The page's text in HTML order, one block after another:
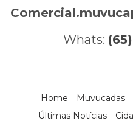
Whats:
Home Muvucadas
Últimas Notícias